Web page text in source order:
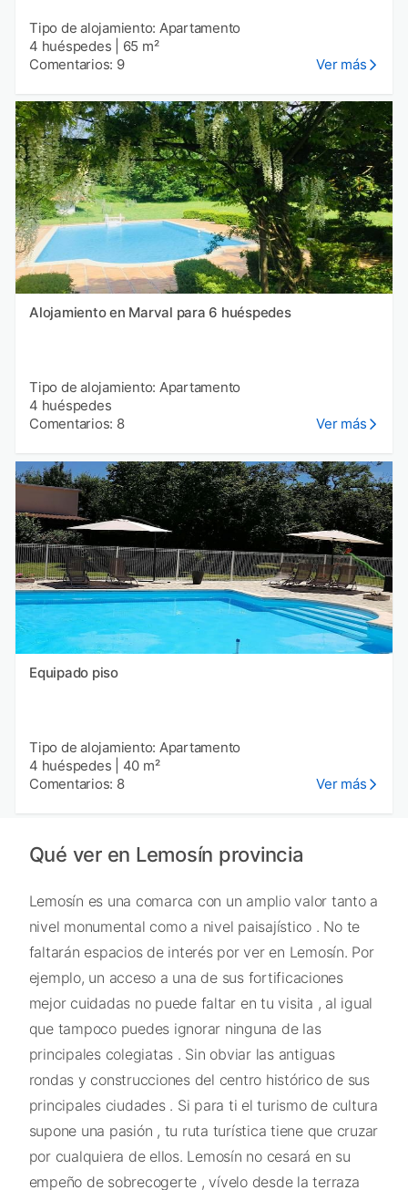
Tipo de alojamiento: Apartamento
4 huéspedes
65 m²
Comentarios: 9
Ver más
Alojamiento en Marval para 6 huéspedes
Tipo de alojamiento: Apartamento
4 huéspedes
Comentarios: 8
Ver más
Equipado piso
Tipo de alojamiento: Apartamento
4 huéspedes
40 m²
Comentarios: 8
Ver más
Qué ver en Lemosín provincia
Lemosín es una comarca con un amplio valor tanto a
nivel monumental como a nivel paisajístico . No te
faltarán espacios de interés por ver en Lemosín. Por
ejemplo, un acceso a una de sus fortificaciones
mejor cuidadas no puede faltar en tu visita , al igual
que tampoco puedes ignorar ninguna de las
principales colegiatas . Sin obviar las antiguas
rondas y construcciones del centro histórico de sus
principales ciudades . Si para ti el turismo de cultura
supone una pasión , tu ruta turística tiene que cruzar
por cualquiera de ellos. Lemosín no cesará en su
empeño de sobrecogerte , vívelo desde la terraza